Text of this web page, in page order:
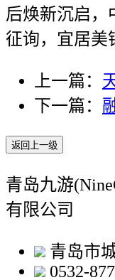
后焕新沉启，
征询，宜居美
上一篇：
下一篇：
返回上一级
青岛九游
有限公司
青岛市
0532-